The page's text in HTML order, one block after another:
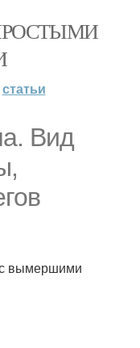
статьи
Вид
вымершими